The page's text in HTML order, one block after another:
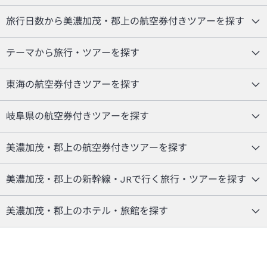
旅行日数から美濃加茂・郡上の航空券付きツアーを探す
テーマから旅行・ツアーを探す
東海の航空券付きツアーを探す
岐阜県の航空券付きツアーを探す
美濃加茂・郡上の航空券付きツアーを探す
美濃加茂・郡上の新幹線・JRで行く旅行・ツアーを探す
美濃加茂・郡上のホテル・旅館を探す